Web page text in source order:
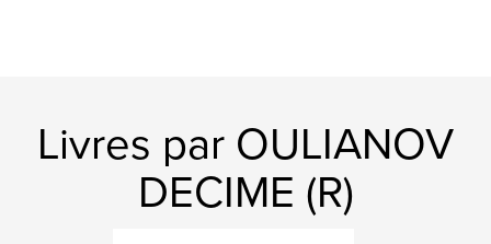
Livres par OULIANOV
DECIME (R)